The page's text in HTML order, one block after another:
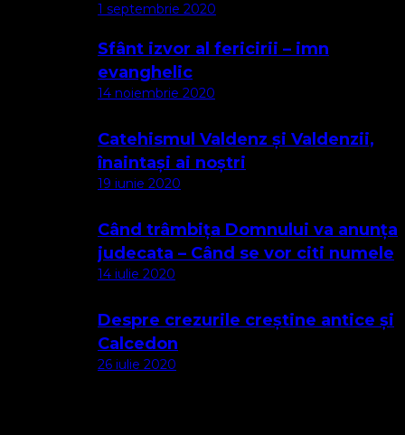
1 septembrie 2020
Sfânt izvor al fericirii – imn
evanghelic
14 noiembrie 2020
Catehismul Valdenz și Valdenzii,
înaintași ai noștri
19 iunie 2020
Când trâmbița Domnului va anunța
judecata – Când se vor citi numele
14 iulie 2020
Despre crezurile creștine antice și
Calcedon
26 iulie 2020